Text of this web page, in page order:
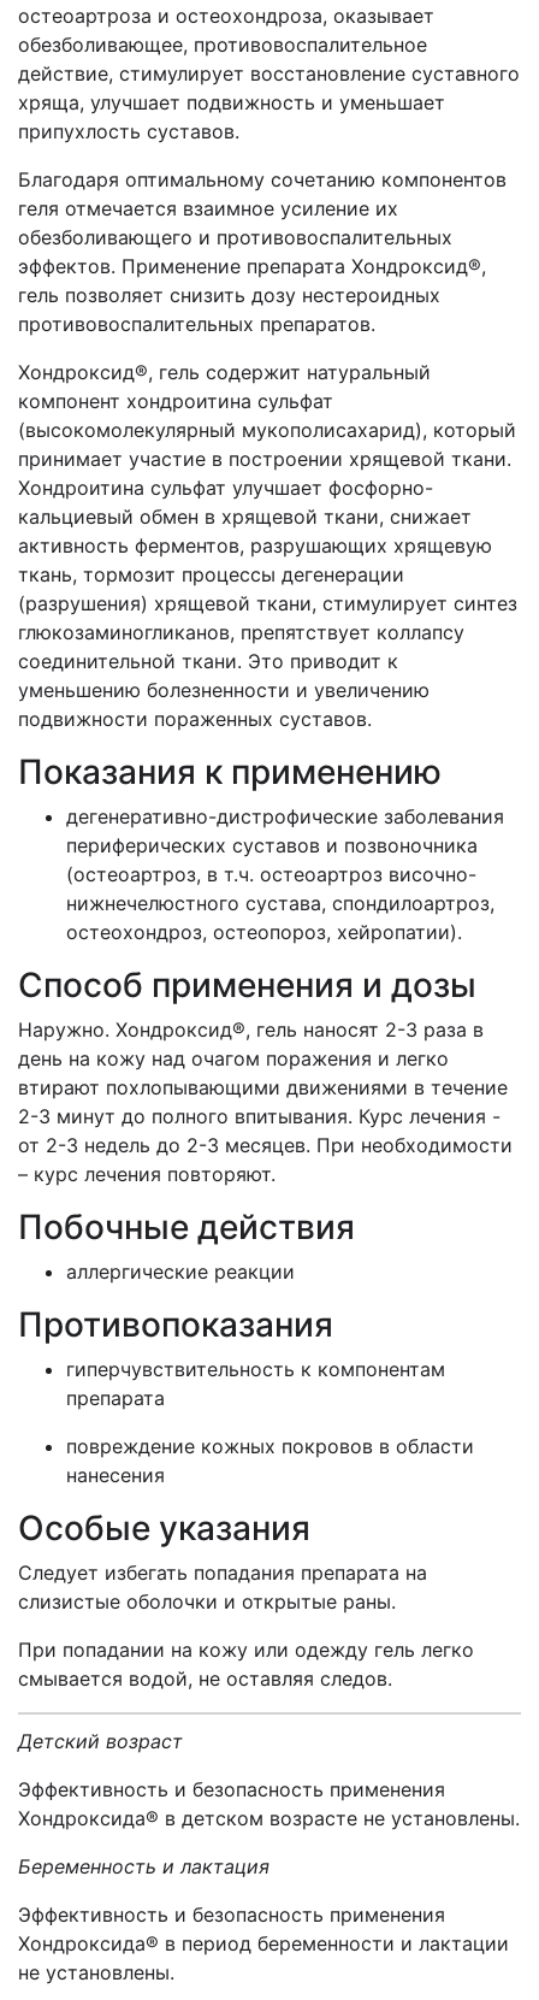
остеоартроза и остеохондроза, оказывает
обезболивающее, противовоспалительное
действие, стимулирует восстановление суставного
хряща, улучшает подвижность и уменьшает
припухлость суставов.
Благодаря оптимальному сочетанию компонентов
геля отмечается взаимное усиление их
обезболивающего и противовоспалительных
эффектов. Применение препарата Хондроксид®,
гель позволяет снизить дозу нестероидных
противовоспалительных препаратов.
Хондроксид®, гель содержит натуральный
компонент хондроитина сульфат
(высокомолекулярный мукополисахарид), который
принимает участие в построении хрящевой ткани.
Хондроитина сульфат улучшает фосфорно-
кальциевый обмен в хрящевой ткани, снижает
активность ферментов, разрушающих хрящевую
ткань, тормозит процессы дегенерации
(разрушения) хрящевой ткани, стимулирует синтез
глюкозаминогликанов, препятствует коллапсу
соединительной ткани. Это приводит к
уменьшению болезненности и увеличению
подвижности пораженных суставов.
Показания к применению
дегенеративно-дистрофические заболевания
периферических суставов и позвоночника
(остеоартроз, в т.ч. остеоартроз височно-
нижнечелюстного сустава, спондилоартроз,
остеохондроз, остеопороз, хейропатии).
Способ применения и дозы
Наружно. Хондроксид®, гель наносят 2-3 раза в
день на кожу над очагом поражения и легко
втирают похлопывающими движениями в течение
2-3 минут до полного впитывания. Курс лечения -
от 2-3 недель до 2-3 месяцев. При необходимости
– курс лечения повторяют.
Побочные действия
аллергические реакции
Противопоказания
гиперчувствительность к компонентам
препарата
повреждение кожных покровов в области
нанесения
Особые указания
Следует избегать попадания препарата на
слизистые оболочки и открытые раны.
При попадании на кожу или одежду гель легко
смывается водой, не оставляя следов.
Детский возраст
Эффективность и безопасность применения
Хондроксида® в детском возрасте не установлены.
Беременность и лактация
Эффективность и безопасность применения
Хондроксида® в период беременности и лактации
не установлены.